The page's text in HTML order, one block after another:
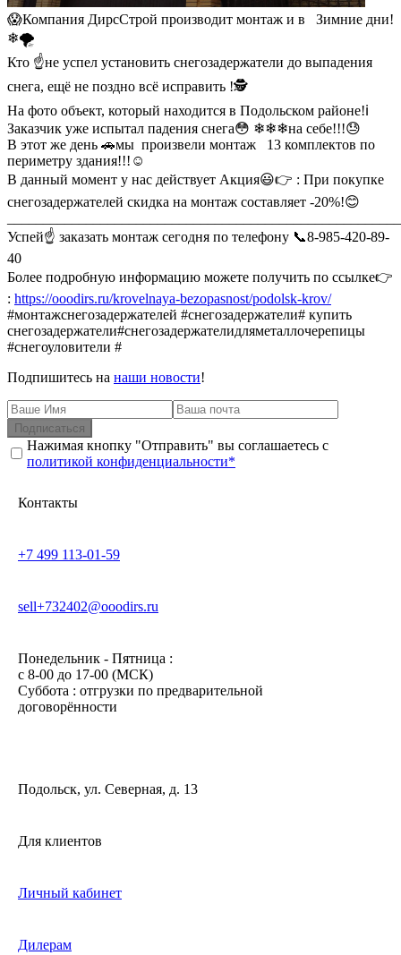
😱Компания ДирсСтрой производит монтаж и в Зимние дни!
❄🌪
Кто ☝не успел установить снегозадержатели до выпадения
снега, ещё не поздно всё исправить !🕵
На фото объект, который находится в Подольском районе!ℹ
Заказчик уже испытал падения снега😳 ❄❄❄на себе!!!😓
В этот же день 🚗мы произвели монтаж 13 комплектов по
периметру здания!!!☺
В данный момент у нас действует Акция😃👉 : При покупке
снегозадержателей скидка на монтаж составляет -20%!😊
Успей☝ заказать монтаж сегодня по телефону 📞8-985-420-89-
40
Более подробную информацию можете получить по ссылке👉
: https://ooodirs.ru/krovelnaya-bezopasnost/podolsk-krov/
#монтажснегозадержателей #снегозадержатели# купить
снегозадержатели#снегозадержателидляметаллочерепицы
#снегоуловители #
Подпишитесь на наши новости!
Подписаться
Нажимая кнопку "Отправить" вы соглашаетесь с
политикой конфиденциальности*
Контакты
+7 499 113-01-59
sell+732402@ooodirs.ru
Понедельник - Пятница :
c 8-00 до 17-00 (МСК)
Суббота : отгрузки по предварительной
договорённости
Подольск, ул. Северная, д. 13
Для клиентов
Личный кабинет
Дилерам